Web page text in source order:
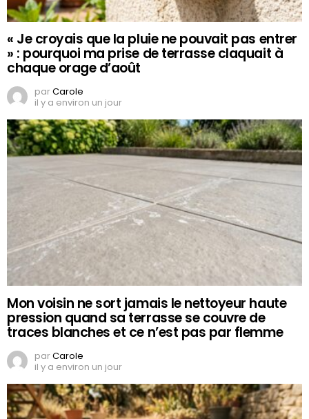
« Je croyais que la pluie ne pouvait pas entrer
» : pourquoi ma prise de terrasse claquait à
chaque orage d’août
parCarole
il y a environ un jour
Mon voisin ne sort jamais le nettoyeur haute
pression quand sa terrasse se couvre de
traces blanches et ce n’est pas par flemme
parCarole
il y a environ un jour